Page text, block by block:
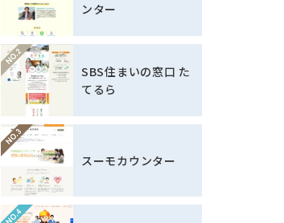
ンター
SBS住まいの窓口 た
てるら
スーモカウンター